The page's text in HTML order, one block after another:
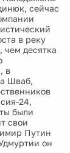
сейчас
в реку
чем десятка
в
Шваб,
24,
были
свои
Путин
он